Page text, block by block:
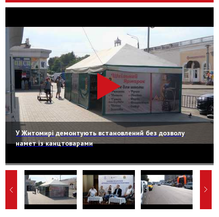
У Житомирі демонтують встановлений без дозволу
намет із канцтоварами